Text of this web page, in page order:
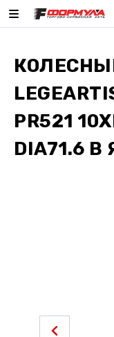
PR521
DIA71.6 В